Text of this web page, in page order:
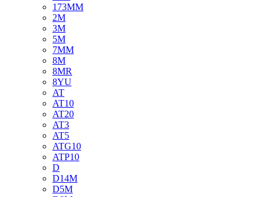
173MM
2M
3M
5M
7MM
8M
8MR
8YU
AT
AT10
AT20
AT3
AT5
ATG10
ATP10
D
D14M
D5M